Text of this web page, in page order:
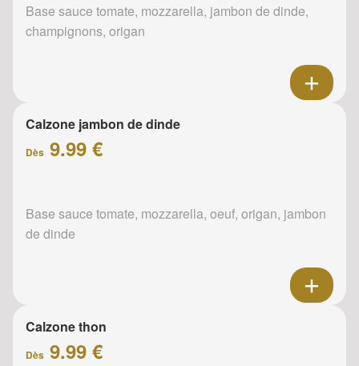
Base sauce tomate, mozzarella, jambon de dinde,
champignons, origan
Calzone jambon de dinde
Dès 9.99 €
Base sauce tomate, mozzarella, oeuf, origan, jambon
de dinde
Calzone thon
Dès 9.99 €